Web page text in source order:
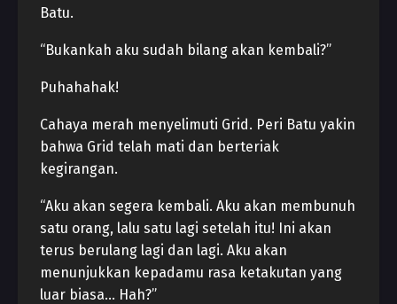
Batu.
“Bukankah aku sudah bilang akan kembali?”
Puhahahak!
Cahaya merah menyelimuti Grid. Peri Batu yakin
bahwa Grid telah mati dan berteriak
kegirangan.
“Aku akan segera kembali. Aku akan membunuh
satu orang, lalu satu lagi setelah itu! Ini akan
terus berulang lagi dan lagi. Aku akan
menunjukkan kepadamu rasa ketakutan yang
luar biasa… Hah?”